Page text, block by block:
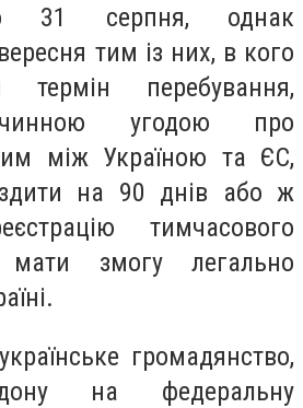
31 серпня, однак
тим із них, в кого
термін перебування,
угодою про
між Україною та ЄС,
на 90 днів або ж
тимчасового
змогу легально
громадянство,
на федеральну